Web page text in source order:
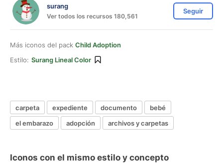
surang
Ver todos los recursos 180,561
Seguir
Más iconos del pack Child Adoption
Estilo: Surang Lineal Color
carpeta expediente documento
bebé
el embarazo
adopción archivos y carpetas
Iconos con el mismo estilo y concepto